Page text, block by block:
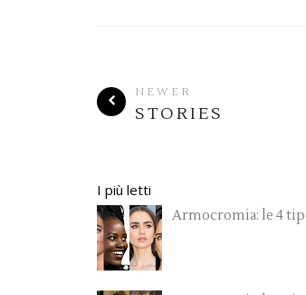
NEWER
STORIES
I più letti
Armocromia: le 4